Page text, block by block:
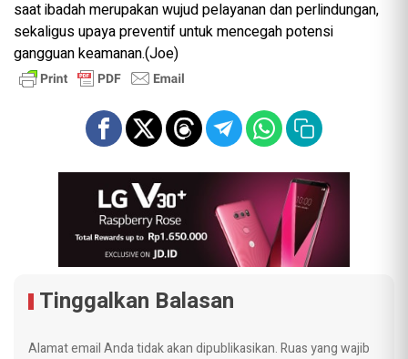
saat ibadah merupakan wujud pelayanan dan perlindungan,
sekaligus upaya preventif untuk mencegah potensi
gangguan keamanan.(Joe)
Tinggalkan Balasan
Alamat email Anda tidak akan dipublikasikan.Ruas yang wajib